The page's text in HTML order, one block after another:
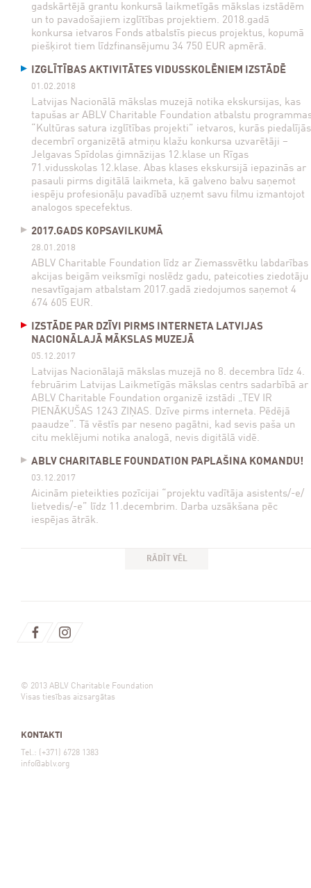
gadskārtējā grantu konkursā laikmetīgās mākslas izstādēm
un to pavadošajiem izglītības projektiem. 2018.gadā
konkursa ietvaros Fonds atbalstīs piecus projektus, kopumā
piešķirot tiem līdzfinansējumu 34 750 EUR apmērā.
IZGLĪTĪBAS AKTIVITĀTES VIDUSSKOLĒNIEM IZSTĀDĒ
01.02.2018
Latvijas Nacionālā mākslas muzejā notika ekskursijas, kas
tapušas ar ABLV Charitable Foundation atbalstu
“Kultūras satura izglītības projekti” ietvaros, kurās piedalījās
decembrī organizētā atmiņu klažu konkursa uzvarētāji –
Jelgavas Spīdolas ģimnāzijas 12.klase un Rīgas
71.vidusskolas 12.klase. Abas klases ekskursijā iepazinās ar
pasauli pirms digitālā laikmeta, kā galveno balvu saņemot
iespēju profesionāļu pavadībā uzņemt savu filmu izmantojot
analogos specefektus.
2017.GADS KOPSAVILKUMĀ
28.01.2018
ABLV Charitable Foundation līdz ar Ziemassvētku labdarības
akcijas beigām veiksmīgi noslēdz gadu, pateicoties ziedotāju
nesavtīgajam atbalstam 2017.gadā ziedojumos saņemot 4
674 605 EUR.
IZSTĀDE PAR DZĪVI PIRMS INTERNETA LATVIJAS
NACIONĀLAJĀ MĀKSLAS MUZEJĀ
05.12.2017
Latvijas Nacionālajā mākslas muzejā no 8. decembra līdz 4.
februārim Latvijas Laikmetīgās mākslas centrs sadarbībā ar
ABLV Charitable Foundation organizē izstādi „TEV IR
PIENĀKUŠAS 1243 ZIŅAS. Dzīve pirms interneta. Pēdējā
paaudze”. Tā vēstīs par neseno pagātni, kad sevis paša un
citu meklējumi notika analogā, nevis digitālā vidē.
ABLV CHARITABLE FOUNDATION PAPLAŠINA KOMANDU!
03.12.2017
Aicinām pieteikties pozīcijai “projektu vadītāja asistents/-e/
lietvedis/-e” līdz 11.decembrim. Darba uzsākšana pēc
iespējas ātrāk.
RĀDĪT VĒL
© 2013 ABLV Charitable Foundation
Visas tiesības aizsargātas
KONTAKTI
Tel.: (+371) 6728 1383
info@ablv.org